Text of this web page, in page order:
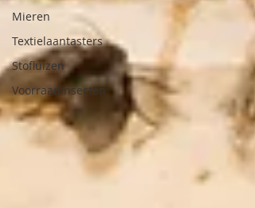
Mieren
Textielaantasters
Stofluizen
Voorraadinsecten